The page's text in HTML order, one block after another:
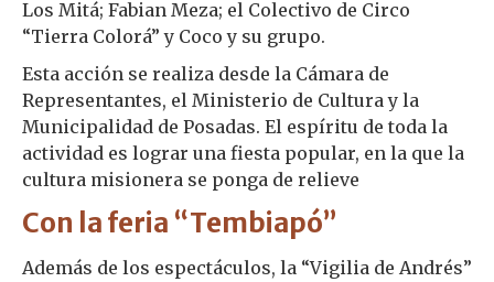
Los Mitá; Fabian Meza; el Colectivo de Circo
“Tierra Colorá” y Coco y su grupo.
Esta acción se realiza desde la Cámara de
Representantes, el Ministerio de Cultura y la
Municipalidad de Posadas. El espíritu de toda la
actividad es lograr una fiesta popular, en la que la
cultura misionera se ponga de relieve
Con la feria “Tembiapó”
Además de los espectáculos, la “Vigilia de Andrés”